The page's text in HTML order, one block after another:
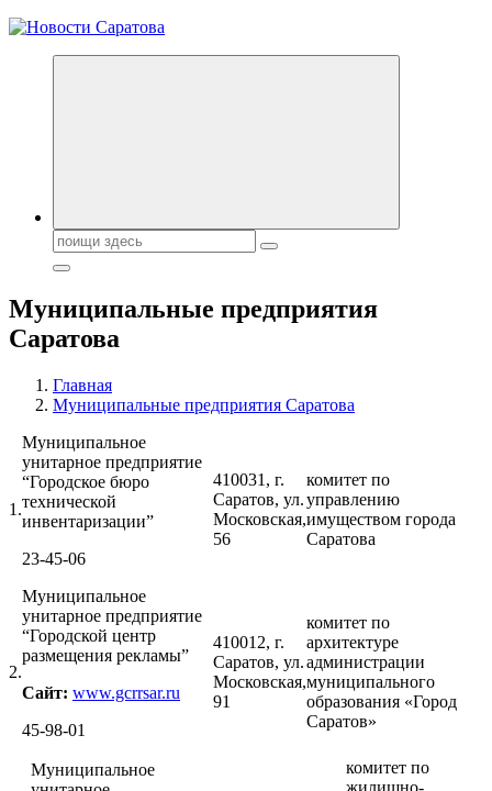
Поиск:
Муниципальные предприятия
Саратова
Главная
Муниципальные предприятия Саратова
1.
Муниципальное
унитарное предприятие
“Городское бюро
технической
инвентаризации”
23-45-06
410031, г.
Саратов, ул.
Московская,
56
комитет по
управлению
имуществом города
Саратова
2.
Муниципальное
унитарное предприятие
“Городской центр
размещения рекламы”
Сайт: www.gcrrsar.ru
45-98-01
410012, г.
Саратов, ул.
Московская,
91
комитет по
архитектуре
администрации
муниципального
образования «Город
Саратов»
Муниципальное
комитет по
жилищно-